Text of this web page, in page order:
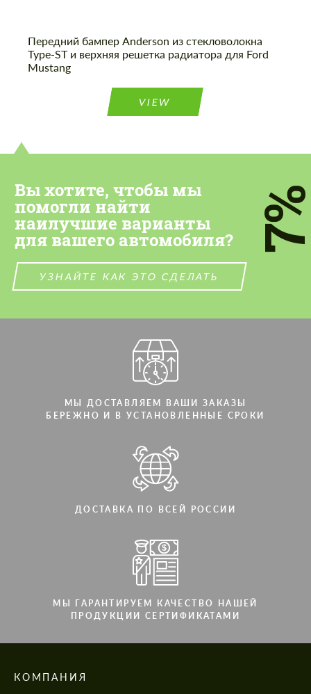
Передний бампер Anderson из стекловолокна
Type-ST и верхняя решетка радиатора для Ford
Mustang
VIEW
Вы хотите, чтобы мы
помогли найти
наилучшие варианты
для вашего автомобиля?
УЗНАЙТЕ КАК ЭТО СДЕЛАТЬ
МЫ ДОСТАВЛЯЕМ ВАШИ ЗАКАЗЫ
БЕРЕЖНО И В УСТАНОВЛЕННЫЕ СРОКИ
ДОСТАВКА ПО ВСЕЙ РОССИИ
МЫ ГАРАНТИРУЕМ КАЧЕСТВО НАШЕЙ
ПРОДУКЦИИ СЕРТИФИКАТАМИ
КОМПАНИЯ